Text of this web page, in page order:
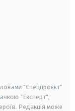
"Спецпроєкт"
"Експерт",
Редакція може